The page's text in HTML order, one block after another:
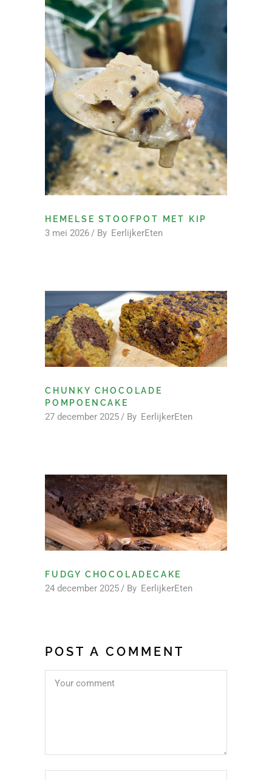
HEMELSE STOOFPOT MET KIP
3 mei 2026 By EerlijkerEten
CHUNKY CHOCOLADE
POMPOENCAKE
27 december 2025 By EerlijkerEten
FUDGY CHOCOLADECAKE
24 december 2025 By EerlijkerEten
POST A COMMENT